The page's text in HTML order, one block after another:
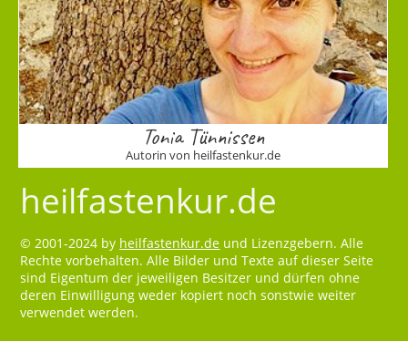
Tonia Tünnissen
Autorin von heilfastenkur.de
heilfastenkur.de
© 2001-2024 by heilfastenkur.de und Lizenzgebern. Alle
Rechte vorbehalten. Alle Bilder und Texte auf dieser Seite
sind Eigentum der jeweiligen Besitzer und dürfen ohne
deren Einwilligung weder kopiert noch sonstwie weiter
verwendet werden.